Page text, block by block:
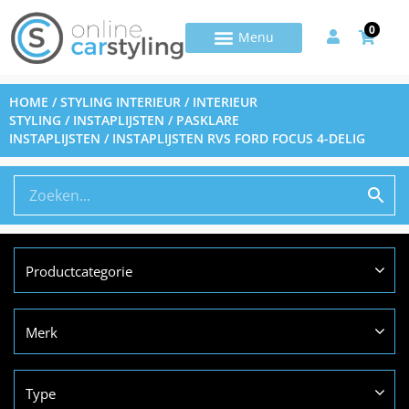
0
HOME /STYLING INTERIEUR / INTERIEUR
STYLING / INSTAPLIJSTEN / PASKLARE
INSTAPLIJSTEN / INSTAPLIJSTEN RVS FORD FOCUS 4-DELIG
Productcategorie
Merk
Type